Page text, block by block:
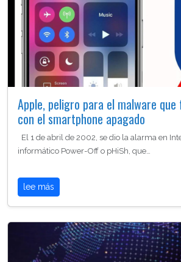
Apple, peligro para el malware
con el smartphone apagado
El 1 de abril de 2002, se dio la alarma en
informático Power-Off o pHiSh, que…
lee más